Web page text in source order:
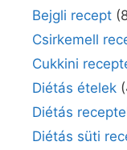
Bejgli recept
Csirkemell
Cukkini
Diétás ételek
Diétás
Diétás süti